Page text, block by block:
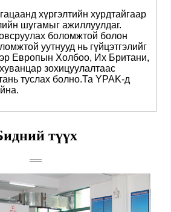
хүргэлтийн хурдтайгаар
шугамыг ажиллуулдаг.
боломжтой болон
уутнууд нь гүйцэтгэлийг
Европын Холбоо, Их Британи,
зохицуулалтаас
туслах болно.Та YPAK-д
түүх